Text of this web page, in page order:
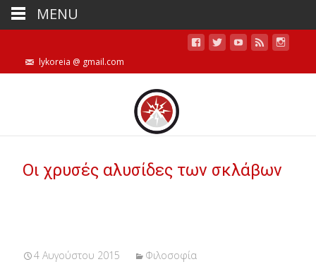
lykoreia @ gmail.com
Οι χρυσές αλυσίδες των σκλάβων
4 Αυγούστου 2015 Φιλοσοφία
MENU